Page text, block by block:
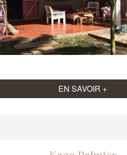
EN SAVOIR +